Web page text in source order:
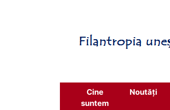
Cine
suntem
Noutăți